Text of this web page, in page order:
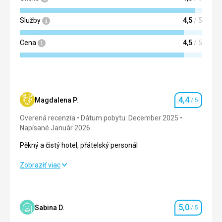
Cena 4,0/ 5
Služby 4,5 / 5
Cena 4,5 / 5
Magdalena P. Hodnotenie
4,4/ 5
Overená recenzia
Dátum pobytu: December 2025
Napísané Január 2026
Pěkný a čistý hotel, přátelský personál
Pěkný a čistý hotel, přátelský personál
Ubytovanie 4,0/ 5
Zobraziť viac
Sabina D. Hodnotenie
5,0 / 5